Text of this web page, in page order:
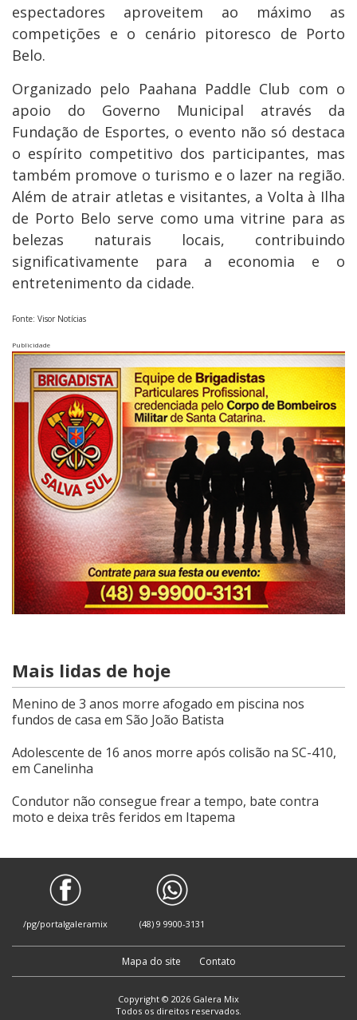
espectadores aproveitem ao máximo as
competições e o cenário pitoresco de Porto
Belo.
Organizado pelo Paahana Paddle Club com o
apoio do Governo Municipal através da
Fundação de Esportes, o evento não só destaca
o espírito competitivo dos participantes, mas
também promove o turismo e o lazer na região.
Além de atrair atletas e visitantes, a Volta à Ilha
de Porto Belo serve como uma vitrine para as
belezas naturais locais, contribuindo
significativamente para a economia e o
entretenimento da cidade.
Fonte: Visor Notícias
Publicidade
Mais lidas de hoje
Menino de 3 anos morre afogado em piscina nos
fundos de casa em São João Batista
Adolescente de 16 anos morre após colisão na SC-410,
em Canelinha
Condutor não consegue frear a tempo, bate contra
moto e deixa três feridos em Itapema
/pg/portalgaleramix (48) 9 9900-3131
Mapa do site Contato
Copyright © 2026 Galera Mix
Todos os direitos reservados.